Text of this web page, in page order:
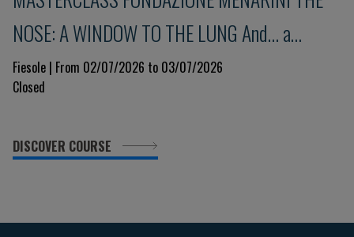
NOSE: A WINDOW TO THE LUNG And... a
glimpse into the immune system 9th Edition
Fiesole | From 02/07/2026 to 03/07/2026
Closed
DISCOVER COURSE